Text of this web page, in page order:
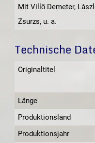
Mit Villő Demeter,
Zsurzs, u. a.
Technische
Originaltitel
Länge
Produktionsland
Produktionsjahr